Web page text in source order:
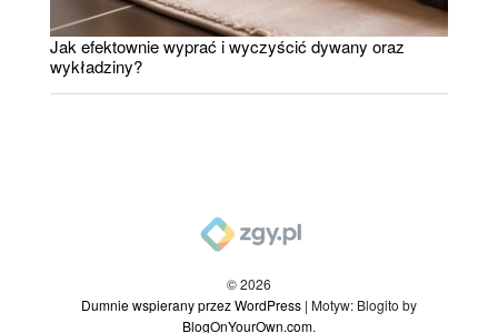
Jak efektownie wyprać i wyczyścić dywany oraz
wykładziny?
© 2026
Dumnie wspierany przez WordPress | Motyw: Blogito by
BlogOnYourOwn.com.